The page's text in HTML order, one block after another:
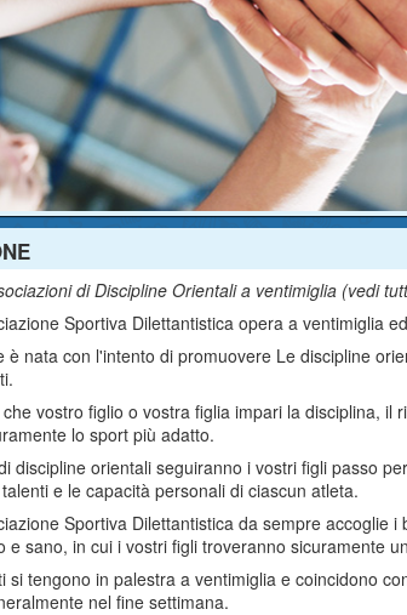
di Discipline Orientali a ventimiglia (vedi
Sportiva Dilettantistica opera a ventimiglia
è nata con l'intento di promuovere Le discipline
vostro figlio o vostra figlia impari la disciplina, il
lo sport più adatto.
discipline orientali seguiranno i vostri figli passo
e le capacità personali di ciascun atleta.
Sportiva Dilettantistica da sempre accoglie
e sano, in cui i vostri figli troveranno sicuramente
si tengono in palestra a ventimiglia e coincidono
nel fine settimana.